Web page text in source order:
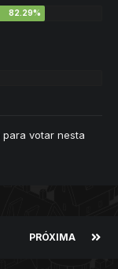
para votar nesta
PRÓXIMA